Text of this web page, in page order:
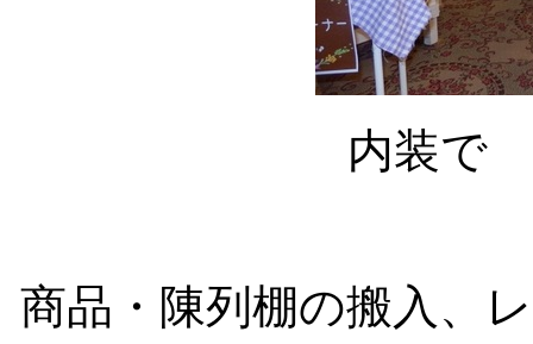
内装で
商品・陳列棚の搬入、